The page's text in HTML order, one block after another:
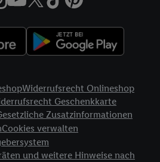
im Warenkorb befindlichen Artikel
ist, beträgt der
Sollte der jeweils geltende
in Folge einer Teilretoure
wird nach Aktivierung
sofern mit Lidl Plus Konto im
Gilt nicht für Lidl Fotos,
Bücher & Medien. Nicht auf
Keine Barauszahlung. Für bereits
Widerrufsrecht Onlineshop
Geschenkkarte
Zusatzinformationen
Cookies verwalten
und weitere Hinweise nach